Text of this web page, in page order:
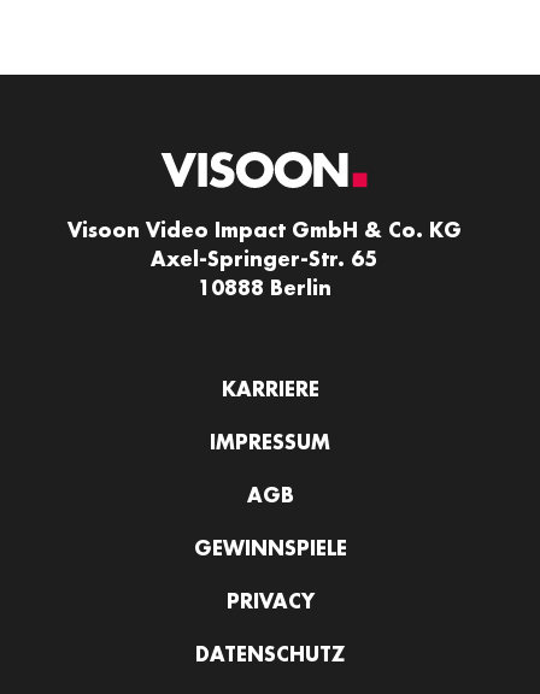
Visoon Video Impact GmbH & Co. KG
Axel-Springer-Str. 65
10888 Berlin
KARRIERE
IMPRESSUM
AGB
GEWINNSPIELE
PRIVACY
DATENSCHUTZ